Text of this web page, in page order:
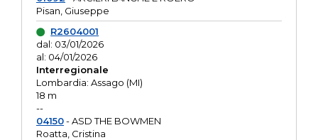
Pisan, Giuseppe
R2604001
dal: 03/01/2026
al: 04/01/2026
Interregionale
Lombardia: Assago (MI)
18 m
--
04150- ASD THE BOWMEN
Roatta, Cristina